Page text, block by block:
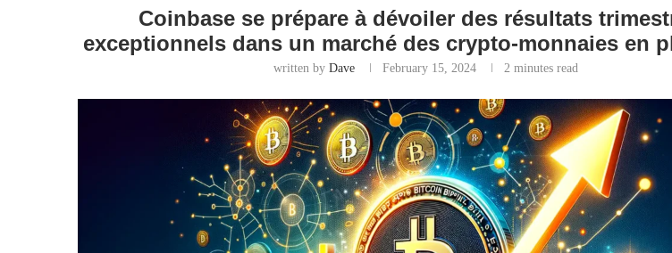
Coinbase se prépare à dévoiler des résultats
exceptionnels dans un marché des crypto-monnaies en
written byDave February 15, 2024 2 minutes read